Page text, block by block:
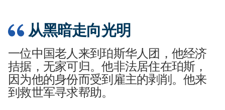
从黑暗走向光明
一位中国老人来到珀斯华人团，他经济
拮据，无家可归。他非法居住在珀斯，
因为他的身份而受到雇主的剥削。他来
到救世军寻求帮助。